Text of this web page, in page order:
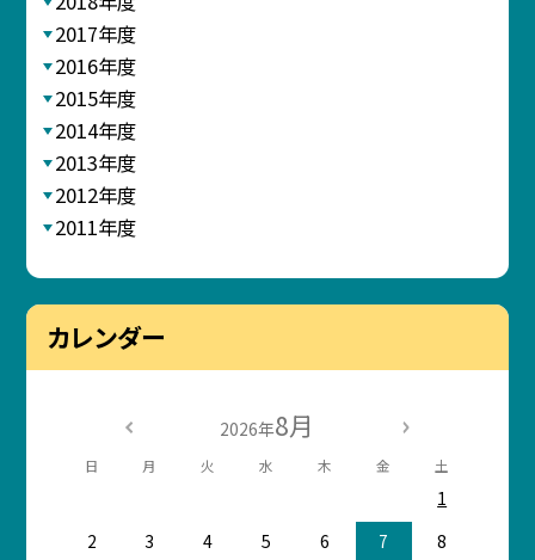
2017年度
2016年度
2015年度
2014年度
2013年度
2012年度
2011年度
カレンダー
2026年8月
日 月 火 水 木 金 土
1
2
3 4 5 6 7
8